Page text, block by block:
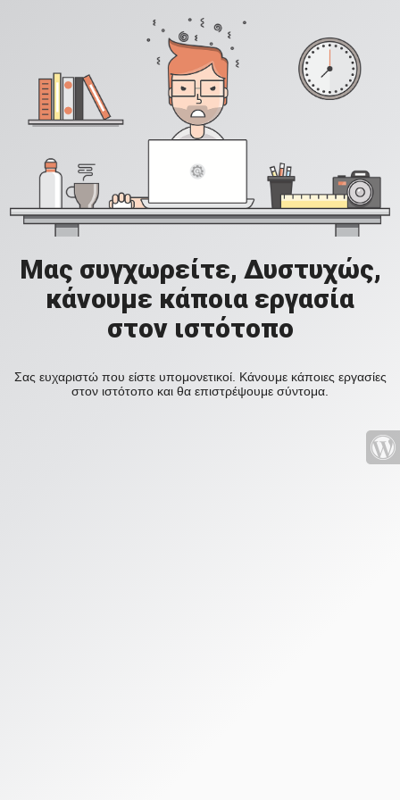
Μας συγχωρείτε, Δυστυχώς,
κάνουμε κάποια εργασία
στον ιστότοπο
Σας ευχαριστώ που είστε υπομονετικοί. Κάνουμε κάποιες εργασίες
στον ιστότοπο και θα επιστρέψουμε σύντομα.